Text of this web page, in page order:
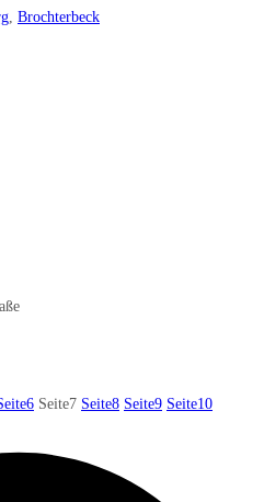
, Brochterbeck
6 Seite7 Seite8 Seite9 Seite10